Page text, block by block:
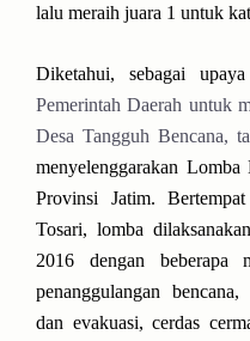
lalu meraih juara 1 untuk
Diketahui, sebagai upaya
Pemerintah Daerah untuk
Desa Tangguh Bencana,
menyelenggarakan
Provinsi Jatim.
Tosari, lomba
2016 dengan beberapa
penanggulangan
dan evakuasi, cerdas